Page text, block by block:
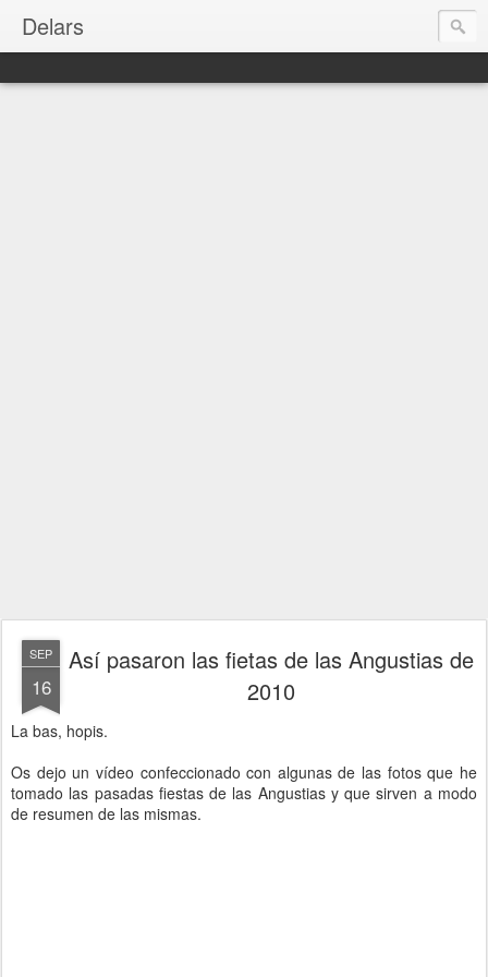
Delars
SEP
16
Así pasaron las fietas de las Angustias de
2010
La bas, hopis.
Os dejo un vídeo confeccionado con algunas de las fotos que he
tomado las pasadas fiestas de las Angustias y que sirven a modo
de resumen de las mismas.